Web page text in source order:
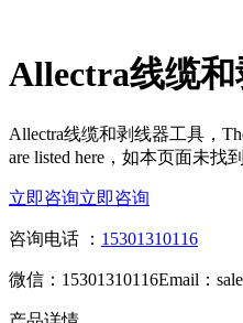
Allectra线缆
Allectra线缆和剥线器工具，
are listed here，如本页面未找
立即咨询立即咨询
咨询电话 ： 15301310116
微信：15301310116Email：